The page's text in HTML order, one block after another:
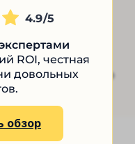
и
из открытых
юридическое лицо
4.9
ROI, честная
довольных
обзор